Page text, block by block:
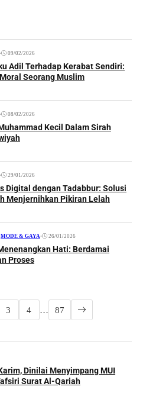
• 09/02/2026
Adil Terhadap Kerabat Sendiri:
Seorang Muslim
• 08/02/2026
Kecil Dalam Sirah
• 29/01/2026
Digital dengan Tadabbur: Solusi
Menjernihkan Pikiran Lelah
MODE & GAYA• 26/01/2026
Hati: Berdamai
Proses
3 4 … 87
Dinilai Menyimpang MUI
Surat Al-Qariah